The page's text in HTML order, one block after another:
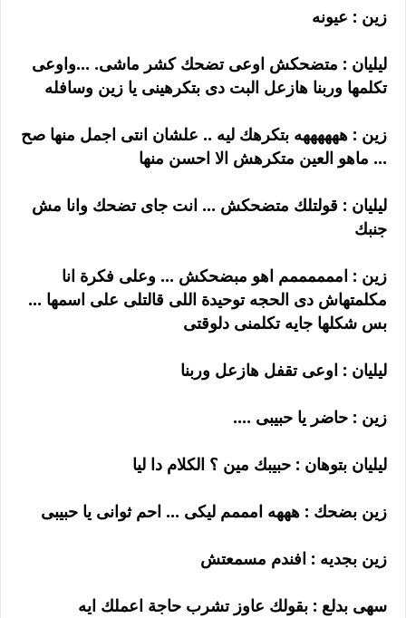
زين : عيونه
ليليان : متضحكش اوعى تضحك كشر ماشى. ...واوعى
تكلمها وربنا هازعل البت دى بتكرهينى يا زين وسافله
زين : ههههههه بتكرهك ليه .. علشان انتى اجمل منها صح
... ماهو العين متكرهش الا احسن منها
ليليان : قولتلك متضحكش ... انت جاى تضحك وانا مش
جنبك
زين : اممممممم اهو مبضحكش ... وعلى فكرة انا
مكلمتهاش دى الحجه توحيدة اللى قالتلى على اسمها ...
بس شكلها جايه تكلمنى دلوقتى
ليليان : اوعى تقفل هازعل وربنا
زين : حاضر يا حبيبى ....
ليليان بتوهان : حبيبك مين ؟ الكلام دا ليا
زين بضحك : هههه امممم ليكى ... احم ثوانى يا حبيبى
زين بجديه : افندم مسمعتش
سهى بدلع : بقولك عاوز تشرب حاجة اعملك ايه